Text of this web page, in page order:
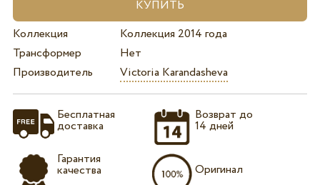
Коллекция
Коллекция 2014 года
Трансформер
Нет
Производитель
Victoria Karandasheva
Бесплатная
доставка
Гарантия
качества
Возврат до
14 дней
Оригинал